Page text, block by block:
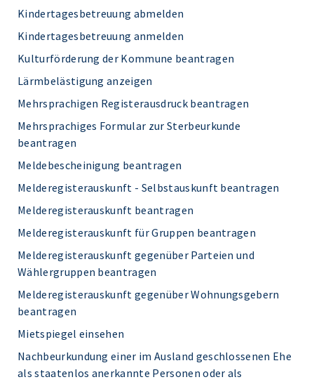
Kindertagesbetreuung abmelden
Kindertagesbetreuung anmelden
Kulturförderung der Kommune beantragen
Lärmbelästigung anzeigen
Mehrsprachigen Registerausdruck beantragen
Mehrsprachiges Formular zur Sterbeurkunde
beantragen
Meldebescheinigung beantragen
Melderegisterauskunft - Selbstauskunft beantragen
Melderegisterauskunft beantragen
Melderegisterauskunft für Gruppen beantragen
Melderegisterauskunft gegenüber Parteien und
Wählergruppen beantragen
Melderegisterauskunft gegenüber Wohnungsgebern
beantragen
Mietspiegel einsehen
Nachbeurkundung einer im Ausland geschlossenen Ehe
als staatenlos anerkannte Personen oder als